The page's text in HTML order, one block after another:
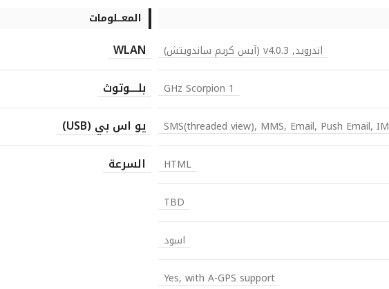
اندرويد, v4.0.3 (آيس كريم ساندويتش)
1 GHz Scorpion
SMS(threaded view), MMS, Email, Push Email, IM
HTML
TBD
اسود
Yes, with A-GPS support
المعـــلومات
WLAN
بلــــوتوث
يو اس بي (USB)
السرعة